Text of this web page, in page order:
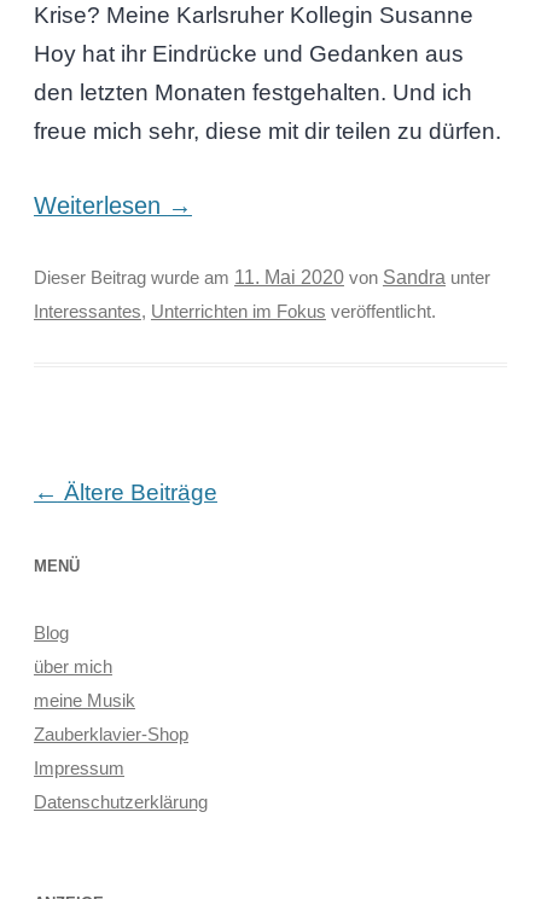
Krise? Meine Karlsruher Kollegin Susanne
Hoy hat ihr Eindrücke und Gedanken aus
den letzten Monaten festgehalten. Und ich
freue mich sehr, diese mit dir teilen zu dürfen.
Weiterlesen →
Dieser Beitrag wurde am 11. Mai 2020von Sandraunter
Interessantes, Unterrichten im Fokus veröffentlicht.
Beitragsnavigation
← Ältere Beiträge
MENÜ
Blog
über mich
meine Musik
Zauberklavier-Shop
Impressum
Datenschutzerklärung